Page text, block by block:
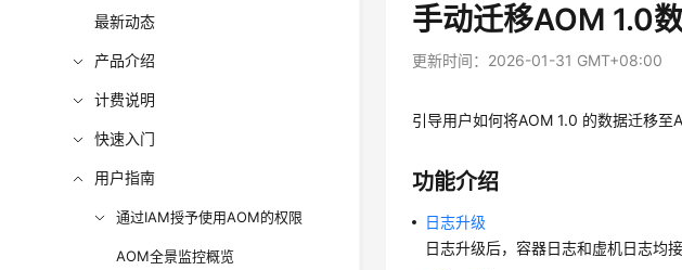
最新动态
产品介绍
计费说明
快速入门
用户指南
通过IAM授予使用AOM的权限
AOM全景监控概览
手动迁移AOM 1.0
更新时间： 2026-01-31 GMT+08:00
引导用户如何将AOM 1.0 的数据迁移至
功能介绍
日志升级
日志升级后，容器日志和虚机日志均